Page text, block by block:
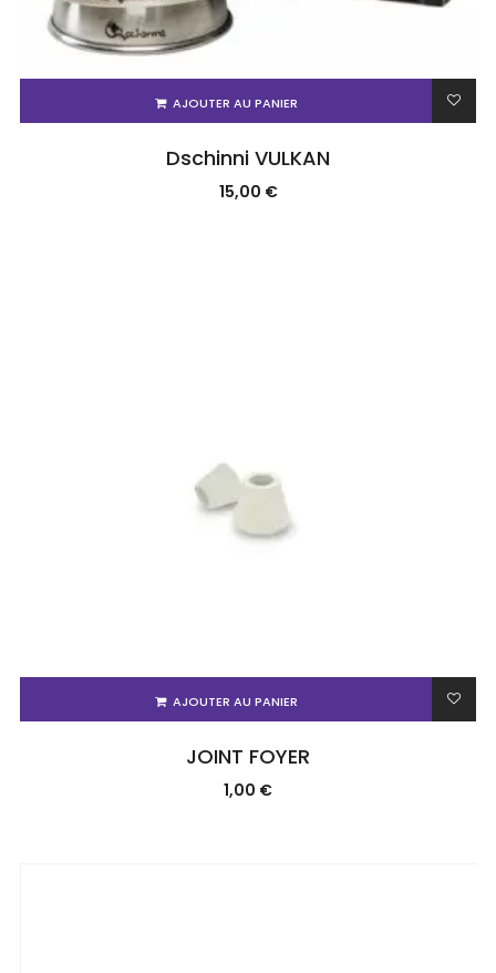
AJOUTER AU PANIER
Dschinni VULKAN
15,00 €
AJOUTER AU PANIER
JOINT FOYER
1,00 €